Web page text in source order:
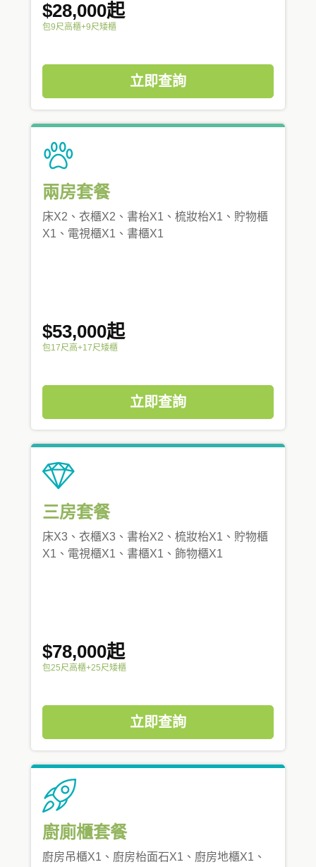
$28,000起
包9尺高櫃+9尺矮櫃
立即查詢
兩房套餐
床X2、衣櫃X2、書枱X1、梳妝枱X1、貯物櫃
X1、電視櫃X1、書櫃X1
$53,000起
包17尺高+17尺矮櫃
立即查詢
三房套餐
床X3、衣櫃X3、書枱X2、梳妝枱X1、貯物櫃
X1、電視櫃X1、書櫃X1、飾物櫃X1
$78,000起
包25尺高櫃+25尺矮櫃
立即查詢
廚廁櫃套餐
廚房吊櫃X1、廚房枱面石X1、廚房地櫃X1、